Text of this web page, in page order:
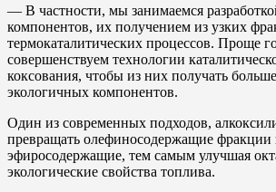
— В частности, мы занимаемся
компонентов, их получением из узких
термокаталитических процессов. Проще
совершенствуем технологии
коксования, чтобы из них получать
экологичных компонентов.
Один из современных подходов,
превращать олефиносодержащие фракции
эфиросодержащие, тем самым улучшая
экологические свойства топлива.